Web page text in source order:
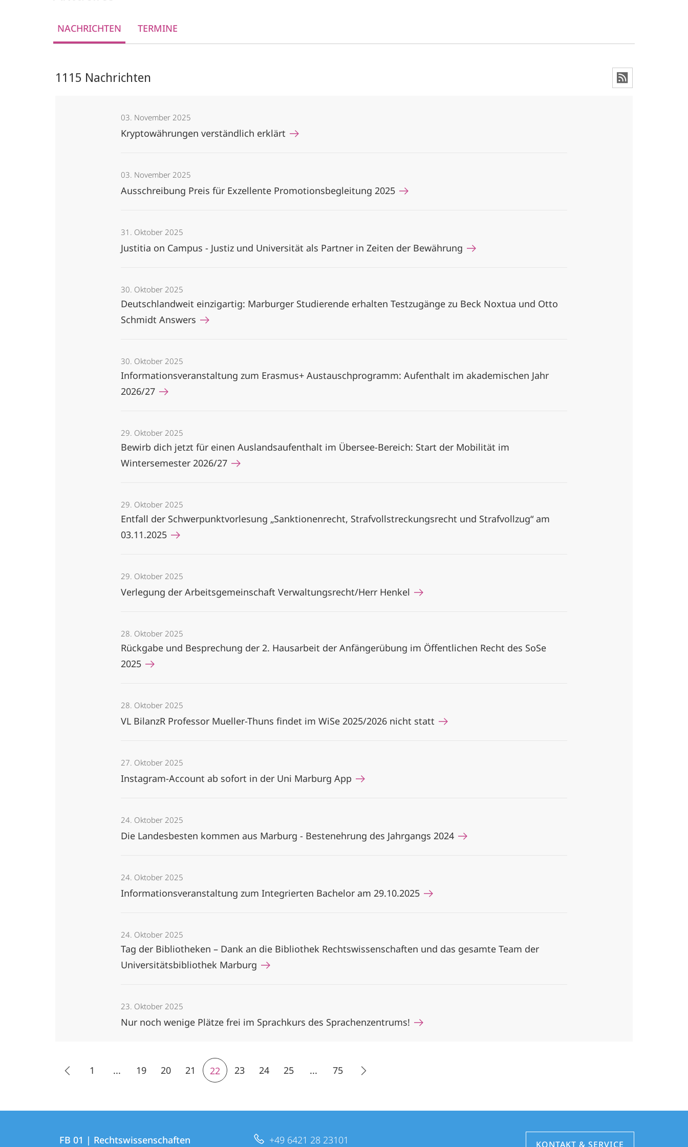
NACHRICHTEN TERMINE
1115 Nachrichten
03. November 2025
Kryptowährungen verständlich erklärt
03. November 2025
Ausschreibung Preis für Exzellente Promotionsbegleitung 2025
31. Oktober 2025
Justitia on Campus - Justiz und Universität als Partner in Zeiten der Bewährung
30. Oktober 2025
Deutschlandweit einzigartig: Marburger Studierende erhalten Testzugänge zu Beck Noxtua und Otto
Schmidt Answers
30. Oktober 2025
Informationsveranstaltung zum Erasmus+ Austauschprogramm: Aufenthalt im akademischen Jahr
2026/27
29. Oktober 2025
Bewirb dich jetzt für einen Auslandsaufenthalt im Übersee-Bereich: Start der Mobilität im
Wintersemester 2026/27
29. Oktober 2025
Entfall der Schwerpunktvorlesung „Sanktionenrecht, Strafvollstreckungsrecht und Strafvollzug“ am
03.11.2025
29. Oktober 2025
Verlegung der Arbeitsgemeinschaft Verwaltungsrecht/Herr Henkel
28. Oktober 2025
Rückgabe und Besprechung der 2. Hausarbeit der Anfängerübung im Öffentlichen Recht des SoSe
2025
28. Oktober 2025
VL BilanzR Professor Mueller-Thuns findet im WiSe 2025/2026 nicht statt
27. Oktober 2025
Instagram-Account ab sofort in der Uni Marburg App
24. Oktober 2025
Die Landesbesten kommen aus Marburg - Bestenehrung des Jahrgangs 2024
24. Oktober 2025
Informationsveranstaltung zum Integrierten Bachelor am 29.10.2025
24. Oktober 2025
Tag der Bibliotheken – Dank an die Bibliothek Rechtswissenschaften und das gesamte Team der
Universitätsbibliothek Marburg
23. Oktober 2025
Nur noch wenige Plätze frei im Sprachkurs des Sprachenzentrums!
1 ... 19 20 21 22 23 24 25 ... 75
Kontaktinformationen
FB 01 | Rechtswissenschaften +49 6421 28 23101 KONTAKT & SERVICE